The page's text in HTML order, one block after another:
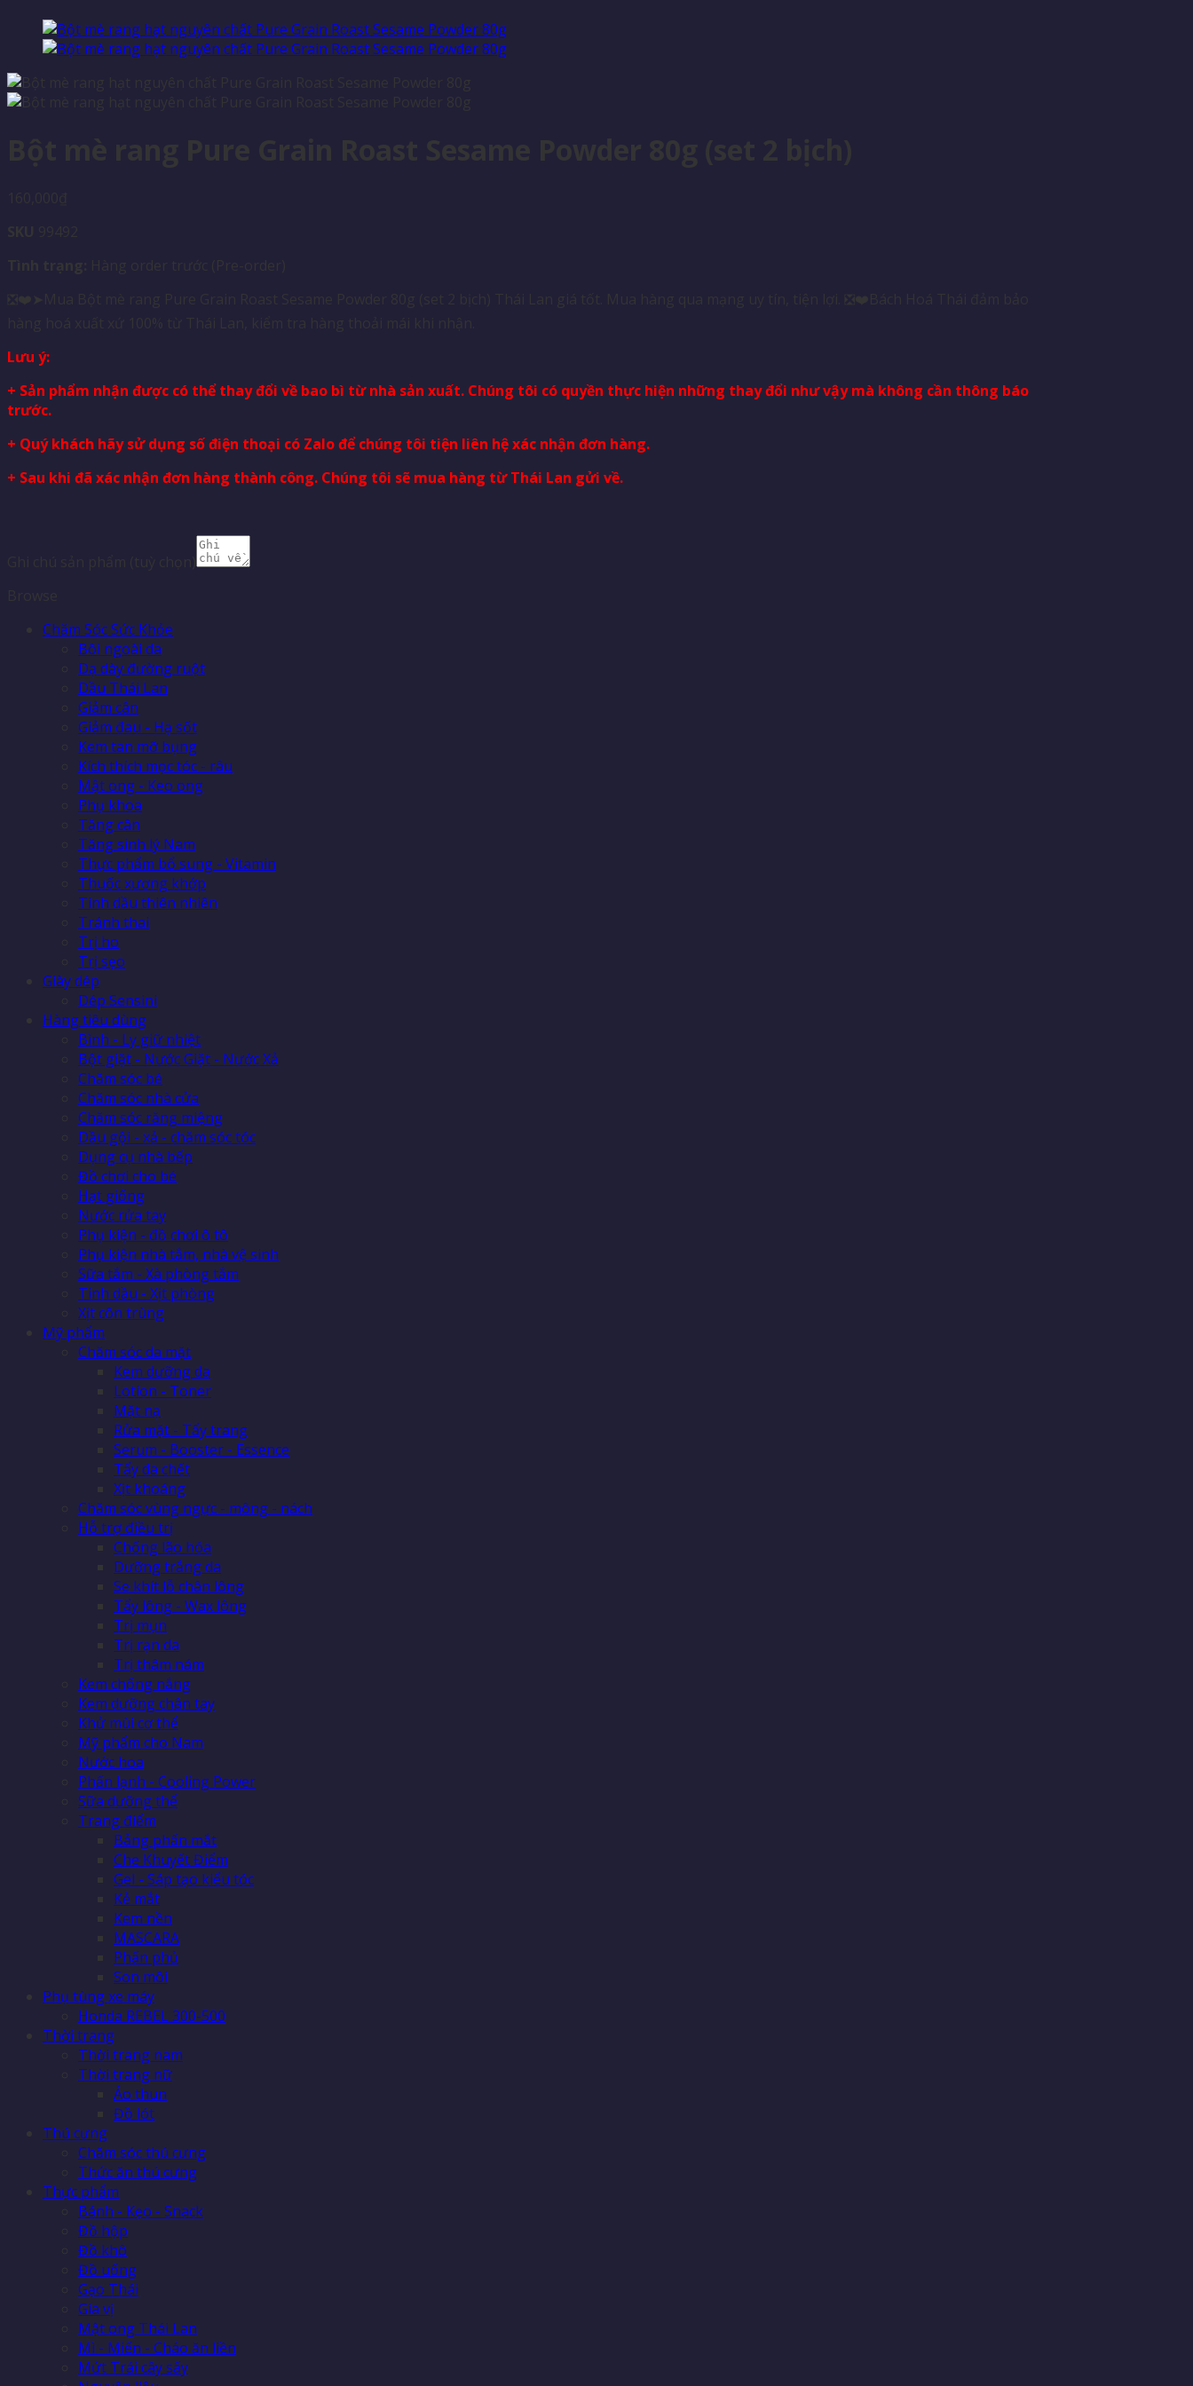
Lưu ý:
+ Sản phẩm nhận được có thể thay đổi về bao bì từ nhà sản xuất. Chúng tôi có quyền thực hiện những thay đổi như vậy mà không cần thông báo
trước.
+ Quý khách hãy sử dụng số điện thoại có Zalo để chúng tôi tiện liên hệ xác nhận đơn hàng.
+ Sau khi đã xác nhận đơn hàng thành công. Chúng tôi sẽ mua hàng từ Thái Lan gửi về.
Chăm Sóc Sức Khỏe
Bôi ngoài da
Dạ dày đường ruột
Dầu Thái Lan
Giảm cân
Giảm đau - Hạ sốt
Kem tan mỡ bụng
Kích thích mọc tóc - râu
Mật ong - Keo ong
Phụ khoa
Tăng cân
Tăng sinh lý Nam
Thực phẩm bổ sung - Vitamin
Thuốc xương khớp
Tinh dầu thiên nhiên
Tránh thai
Trị ho
Trị sẹo
Giày dép
Dép Sensini
Hàng tiêu dùng
Bình - Ly giữ nhiệt
Bột giặt - Nước Giặt - Nước Xả
Chăm sóc bé
Chăm sóc nhà cửa
Chăm sóc răng miệng
Dầu gội - xả - chăm sóc tóc
Dụng cụ nhà bếp
Đồ chơi cho bé
Hạt giống
Nước rửa tay
Phụ kiện - đồ chơi ô tô
Phụ kiện nhà tắm, nhà vệ sinh
Sữa tắm - Xà phòng tắm
Tinh dầu - Xịt phòng
Xịt côn trùng
Mỹ phẩm
Chăm sóc da mặt
Kem dưỡng da
Lotion - Toner
Mặt nạ
Rửa mặt - Tẩy trang
Serum - Booster - Essence
Tẩy da chết
Xịt khoáng
Chăm sóc vùng ngực - mông - nách
Hỗ trợ điều trị
Chống lão hóa
Dưỡng trắng da
Se khít lỗ chân lông
Tẩy lông - Wax lông
Trị mụn
Trị rạn da
Trị thâm nám
Kem chống nắng
Kem dưỡng chân tay
Khử mùi cơ thể
Mỹ phẩm cho Nam
Nước hoa
Phấn lạnh - Cooling Power
Sữa dưỡng thể
Trang điểm
Bảng phấn mắt
Che Khuyết Điểm
Gel - Sáp tạo kiểu tóc
Kẻ mắt
Kem nền
MASCARA
Phấn phủ
Son môi
Phụ tùng xe máy
Honda REBEL 300-500
Thời trang
Thời trang nam
Thời trang nữ
Áo thun
Đồ lót
Thú cưng
Chăm sóc thú cưng
Thức ăn thú cưng
Thực phẩm
Bánh - Kẹo - Snack
Đồ hộp
Đồ khô
Đồ uống
Gạo Thái
Gia vị
Mật ong Thái Lan
Mì - Miến - Cháo ăn liền
Mứt Trái cây sấy